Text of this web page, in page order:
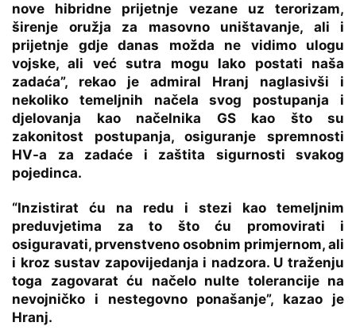
nove hibridne prijetnje vezane uz terorizam,
širenje oružja za masovno uništavanje, ali i
prijetnje gdje danas možda ne vidimo ulogu
vojske, ali već sutra mogu lako postati naša
zadaća”, rekao je admiral Hranj naglasivši i
nekoliko temeljnih načela svog postupanja i
djelovanja kao načelnika GS kao što su
zakonitost postupanja, osiguranje spremnosti
HV-a za zadaće i zaštita sigurnosti svakog
pojedinca.
“Inzistirat ću na redu i stezi kao temeljnim
preduvjetima za to što ću promovirati i
osiguravati, prvenstveno osobnim primjernom, ali
i kroz sustav zapovijedanja i nadzora. U traženju
toga zagovarat ću načelo nulte tolerancije na
nevojničko i nestegovno ponašanje”, kazao je
Hranj.